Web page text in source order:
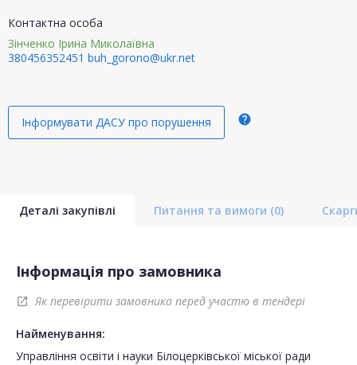
Контактна особа
Зінченко Ірина Миколаївна
380456352451 buh_gorono@ukr.net
Інформувати ДАСУ про порушення help
Деталі закупівлі Питання та вимоги (0)
Інформація про замовника
open_in_new Як перевірити замовника перед участю в тендері
Найменування:
Управління освіти і науки Білоцерківської міської ради